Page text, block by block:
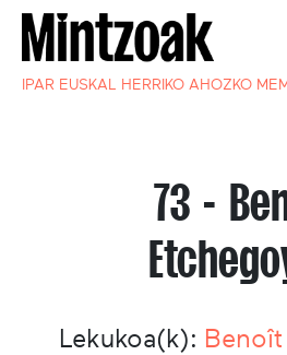
IPAR EUSKAL HERRIKO AHOZKO
73 -
Lekukoa(k):